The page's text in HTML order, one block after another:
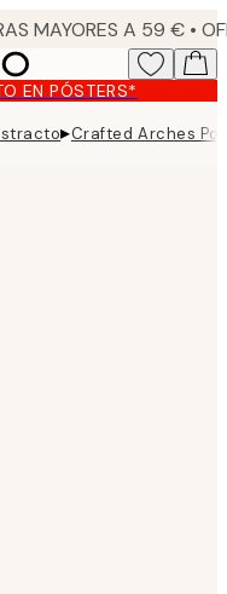
EN PÓSTERS*
▸Crafted Arches